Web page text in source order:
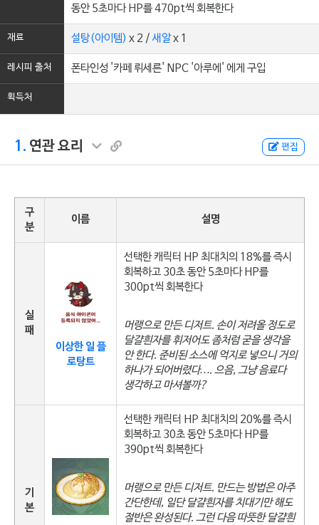
동안 5초마다 HP를 470pt씩 회복한다
재료 설탕(아이템) x 2 /새알x 1
레시피 출처 폰타인성 '카페 뤼세른' NPC '아루에' 에게 구입
획득처
1. 연관 요리 편집
구
분
이름 설명
실
패
이상한 일 플
로탕트
선택한 캐릭터 HP 최대치의 18%를 즉시
회복하고 30초 동안 5초마다 HP를
300pt씩 회복한다
머랭으로 만든 디저트. 손이 저려올 정도로
달걀흰자를 휘저어도 좀처럼 굳을 생각을
안 한다. 준비된 소스에 억지로 넣으니 거의
하나가 되어버렸다…. 으음, 그냥 음료다
생각하고 마셔볼까?
기
본
선택한 캐릭터 HP 최대치의 20%를 즉시
회복하고 30초 동안 5초마다 HP를
390pt씩 회복한다
머랭으로 만든 디저트. 만드는 방법은 아주
간단한데, 일단 달걀흰자를 치대기만 해도
절반은 완성된다. 그런 다음 따뜻한 달걀흰